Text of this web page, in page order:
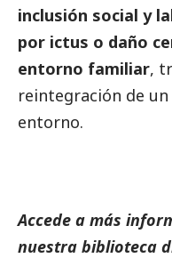
inclusión social y
por ictus o daño
entorno familiar,
reintegración de
entorno.
Accede a más
nuestra biblioteca